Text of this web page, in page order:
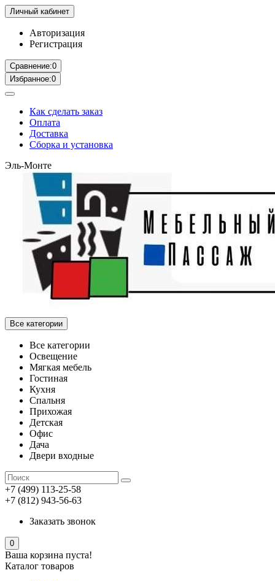
Личный кабинет
Авторизация
Регистрация
Сравнение:0
Избранное:0
Как сделать заказ
Оплата
Доставка
Сборка и установка
Эль-Монте
Все категории
Все категории
Освещение
Мягкая мебель
Гостиная
Кухня
Спальня
Прихожая
Детская
Офис
Дача
Двери входные
+7 (499) 113-25-58
+7 (812) 943-56-63
Заказать звонок
0
Ваша корзина пуста!
Каталог товаров